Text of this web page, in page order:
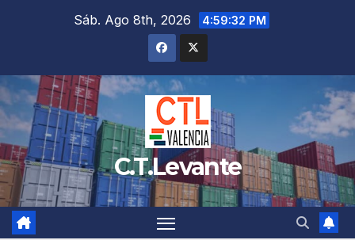
Sáb. Ago 8th, 2026 4:59:33 PM
C.T.Levante